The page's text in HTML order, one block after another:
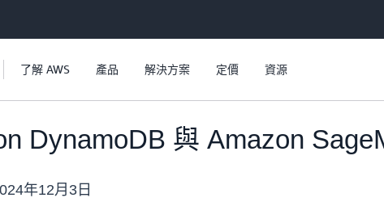
了解 AWS 產品 解決方案 定價 資源
DynamoDB 與 Amazon
年12月3日